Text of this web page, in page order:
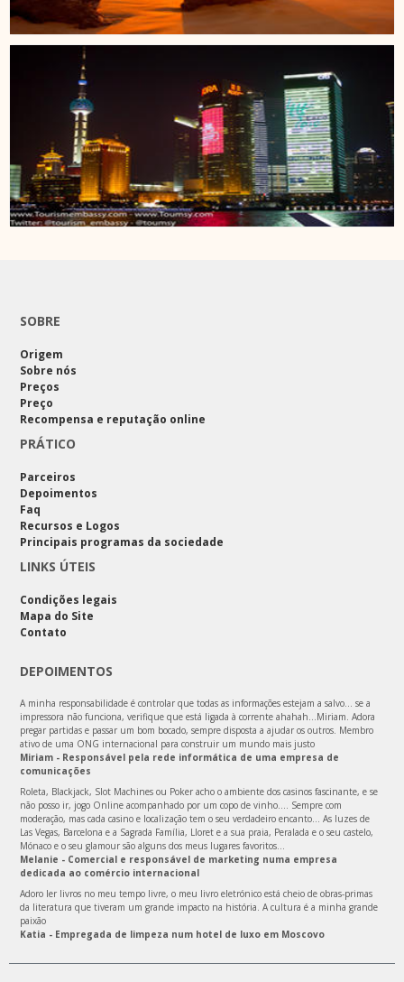
SOBRE
Origem
Sobre nós
Preços
Preço
Recompensa e reputação online
PRÁTICO
Parceiros
Depoimentos
Faq
Recursos e Logos
Principais programas da sociedade
LINKS ÚTEIS
Condições legais
Mapa do Site
Contato
DEPOIMENTOS
A minha responsabilidade é controlar que todas as informações estejam a salvo… se a
impressora não funciona, verifique que está ligada à corrente ahahah...Miriam. Adora
pregar partidas e passar um bom bocado, sempre disposta a ajudar os outros. Membro
ativo de uma ONG internacional para construir um mundo mais justo
Miriam - Responsável pela rede informática de uma empresa de
comunicações
Roleta, Blackjack, Slot Machines ou Poker acho o ambiente dos casinos fascinante, e se
não posso ir, jogo Online acompanhado por um copo de vinho.... Sempre com
moderação, mas cada casino e localização tem o seu verdadeiro encanto... As luzes de
Las Vegas, Barcelona e a Sagrada Família, Lloret e a sua praia, Peralada e o seu castelo,
Mónaco e o seu glamour são alguns dos meus lugares favoritos...
Melanie - Comercial e responsável de marketing numa empresa
dedicada ao comércio internacional
Adoro ler livros no meu tempo livre, o meu livro eletrónico está cheio de obras-primas
da literatura que tiveram um grande impacto na história. A cultura é a minha grande
paixão
Katia - Empregada de limpeza num hotel de luxo em Moscovo